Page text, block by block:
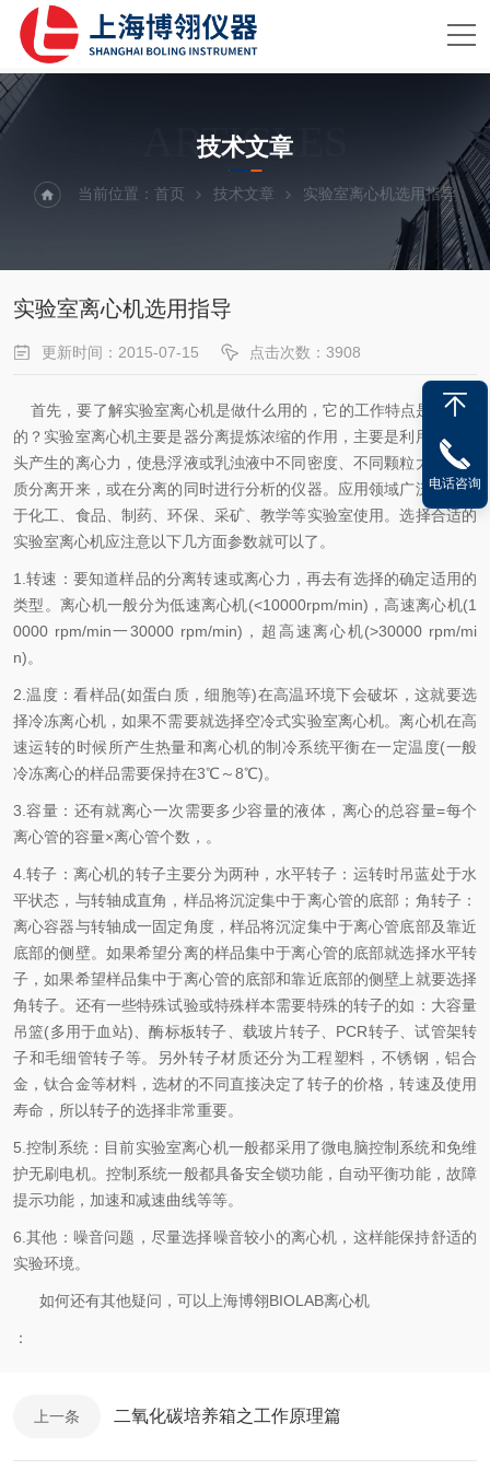
ARTICLES
技术文章
当前位置： 首页 技术文章 实验室离心机选用指导
实验室离心机选用指导
更新时间：2015-07-15 点击次数：3908
首先，要了解实验室离心机是做什么用的，它的工作特点是什么样
的？实验室离心机主要是器分离提炼浓缩的作用，主要是利用旋转转
头产生的离心力，使悬浮液或乳浊液中不同密度、不同颗粒大小的物
质分离开来，或在分离的同时进行分析的仪器。应用领域广泛，适用
于化工、食品、制药、环保、采矿、教学等实验室使用。选择合适的
实验室离心机应注意以下几方面参数就可以了。
1.转速：要知道样品的分离转速或离心力，再去有选择的确定适用的
类型。离心机一般分为低速离心机(<10000rpm/min)，高速离心机(1
0000 rpm/min一30000 rpm/min)，超高速离心机(>30000 rpm/mi
n)。
2.温度：看样品(如蛋白质，细胞等)在高温环境下会破坏，这就要选
择冷冻离心机，如果不需要就选择空冷式实验室离心机。离心机在高
速运转的时候所产生热量和离心机的制冷系统平衡在一定温度(一般
冷冻离心的样品需要保持在3℃～8℃)。
3.容量：还有就离心一次需要多少容量的液体，离心的总容量=每个
离心管的容量×离心管个数，。
4.转子：离心机的转子主要分为两种，水平转子：运转时吊蓝处于水
平状态，与转轴成直角，样品将沉淀集中于离心管的底部；角转子：
离心容器与转轴成一固定角度，样品将沉淀集中于离心管底部及靠近
底部的侧壁。如果希望分离的样品集中于离心管的底部就选择水平转
子，如果希望样品集中于离心管的底部和靠近底部的侧壁上就要选择
角转子。还有一些特殊试验或特殊样本需要特殊的转子的如：大容量
吊篮(多用于血站)、酶标板转子、载玻片转子、PCR转子、试管架转
子和毛细管转子等。另外转子材质还分为工程塑料，不锈钢，铝合
金，钛合金等材料，选材的不同直接决定了转子的价格，转速及使用
寿命，所以转子的选择非常重要。
5.控制系统：目前实验室离心机一般都采用了微电脑控制系统和免维
护无刷电机。控制系统一般都具备安全锁功能，自动平衡功能，故障
提示功能，加速和减速曲线等等。
6.其他：噪音问题，尽量选择噪音较小的离心机，这样能保持舒适的
实验环境。
如何还有其他疑问，可以上海博翎BIOLAB离心机
：
上一条 二氧化碳培养箱之工作原理篇
电话咨询